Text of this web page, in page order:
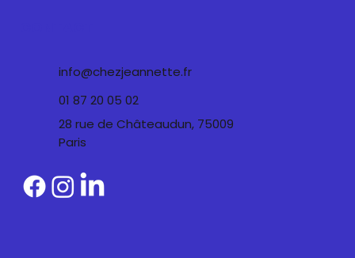
info@chezjeannette.fr
01 87 20 05 02
28 rue de Châteaudun, 75009
Paris